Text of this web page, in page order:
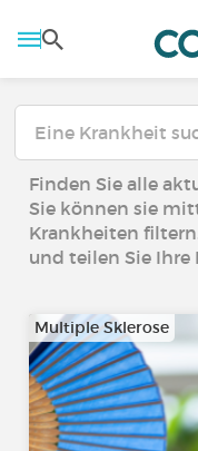
Finden Sie alle
Sie können sie
Krankheiten
und teilen Sie
Multiple Sklerose